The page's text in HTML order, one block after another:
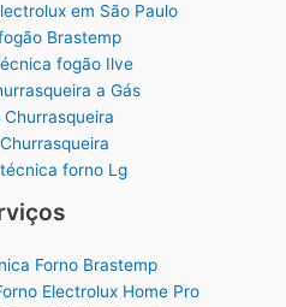
em São Paulo
Brastemp
fogão Ilve
a Gás
forno Lg
Forno Brastemp
Electrolux Home Pro